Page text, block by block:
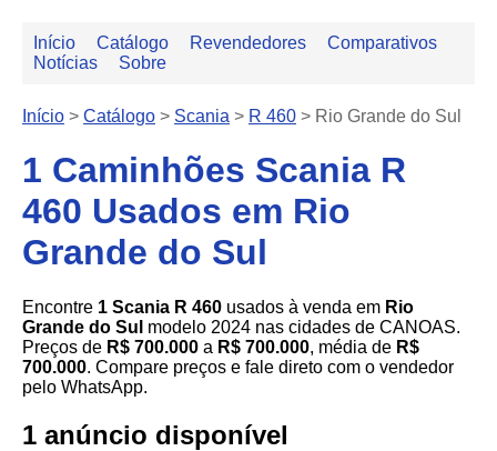
Início Catálogo Revendedores
Comparativos
Notícias
Sobre
Início > Catálogo > Scania > R 460 > Rio Grande do Sul
1 Caminhões Scania R
460 Usados em Rio
Grande do Sul
Encontre 1 Scania R 460 usados à venda em Rio
Grande do Sul modelo 2024 nas cidades de CANOAS.
Preços de R$ 700.000 a R$ 700.000, média de R$
700.000. Compare preços e fale direto com o vendedor
pelo WhatsApp.
1 anúncio disponível